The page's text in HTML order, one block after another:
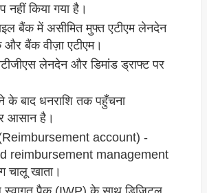
नहीं किया गया है।
बैंक में असीमित मुफ्त एटीएम लेनदेन
बैंक वीज़ा एटीएम।
लेनदेन और डिमांड ड्राफ्ट पर
के बाद धनराशि तक पहुँचना
आसान है।
(Reimbursement account) -
reimbursement management
खाता।